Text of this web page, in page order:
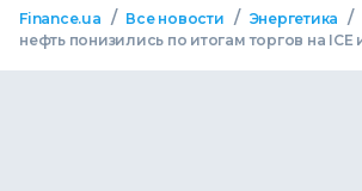
Finance.ua / Все новости / Энергетика /
нефть понизились по итогам торгов на ICE